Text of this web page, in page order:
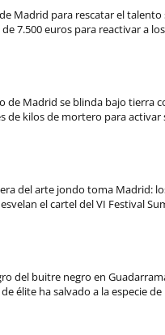
Madrid para rescatar el talento
7.500 euros para reactivar a
de Madrid se blinda bajo tierra
de kilos de mortero para
del arte jondo toma Madrid:
el cartel del VI Festival
del buitre negro en
élite ha salvado a la especie